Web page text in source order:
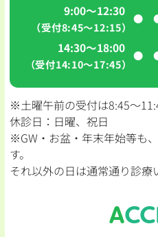
9:00～12:30
（受付8:45〜12:15）
●
14:30～18:00
（受付14:10〜17:45）
●
※土曜午前の受付は8:45〜
休診日：日曜、祝日
※GW・お盆・年末年始等も
す。
それ以外の日は通常通り診療